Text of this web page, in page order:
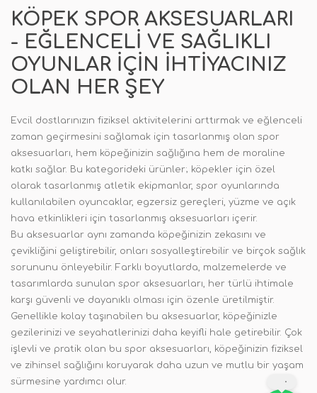
KÖPEK SPOR AKSESUARLARI
- EĞLENCELI VE SAĞLIKLI
OYUNLAR İÇIN İHTIYACINIZ
OLAN HER ŞEY
Evcil dostlarınızın fiziksel aktivitelerini arttırmak ve eğlenceli
zaman geçirmesini sağlamak için tasarlanmış olan spor
aksesuarları, hem köpeğinizin sağlığına hem de moraline
katkı sağlar. Bu kategorideki ürünler; köpekler için özel
olarak tasarlanmış atletik ekipmanlar, spor oyunlarında
kullanılabilen oyuncaklar, egzersiz gereçleri, yüzme ve açık
hava etkinlikleri için tasarlanmış aksesuarları içerir.
Bu aksesuarlar aynı zamanda köpeğinizin zekasını ve
çevikliğini geliştirebilir, onları sosyalleştirebilir ve birçok sağlık
sorununu önleyebilir. Farklı boyutlarda, malzemelerde ve
tasarımlarda sunulan spor aksesuarları, her türlü ihtimale
karşı güvenli ve dayanıklı olması için özenle üretilmiştir.
Genellikle kolay taşınabilen bu aksesuarlar, köpeğinizle
gezilerinizi ve seyahatlerinizi daha keyifli hale getirebilir. Çok
işlevli ve pratik olan bu spor aksesuarları, köpeğinizin fiziksel
ve zihinsel sağlığını koruyarak daha uzun ve mutlu bir yaşam
sürmesine yardımcı olur.